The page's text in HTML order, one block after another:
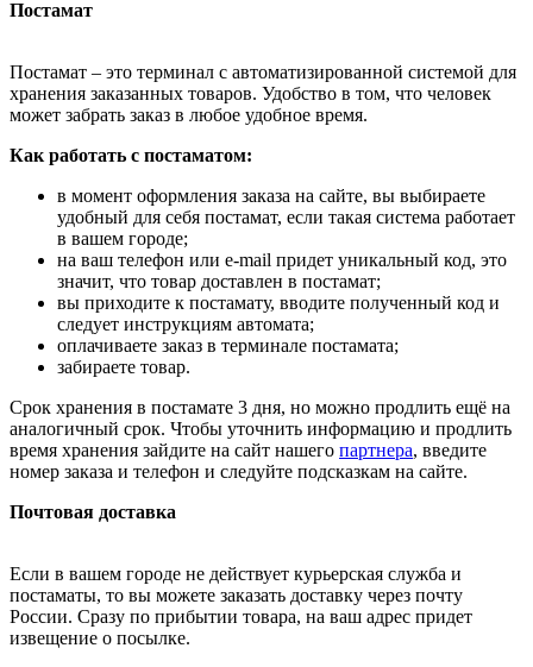
Постамат
Постамат – это терминал с автоматизированной системой для
хранения заказанных товаров. Удобство в том, что человек
может забрать заказ в любое удобное время.
Как работать с постаматом:
в момент оформления заказа на сайте, вы выбираете
удобный для себя постамат, если такая система работает
в вашем городе;
на ваш телефон или e-mail придет уникальный код, это
значит, что товар доставлен в постамат;
вы приходите к постамату, вводите полученный код и
следует инструкциям автомата;
оплачиваете заказ в терминале постамата;
забираете товар.
Срок хранения в постамате 3 дня, но можно продлить ещё на
аналогичный срок. Чтобы уточнить информацию и продлить
время хранения зайдите на сайт нашего партнера, введите
номер заказа и телефон и следуйте подсказкам на сайте.
Почтовая доставка
Если в вашем городе не действует курьерская служба и
постаматы, то вы можете заказать доставку через почту
России. Сразу по прибытии товара, на ваш адрес придет
извещение о посылке.